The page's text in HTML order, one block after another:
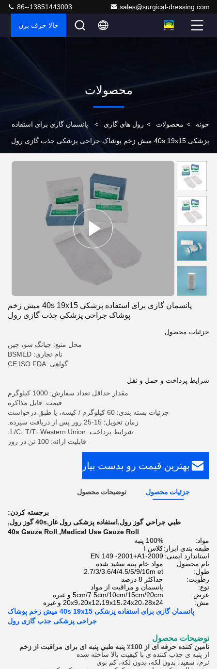
sales@surgical-dressing.com
86--13851443003
حالا حرف بزن
محصولات
خونه > محصولات > رول های گازی > پانسمان گازی برای استفاده
پزشکی 40s 19x15 میش زخم پوشاک جراحی پزشکی جذب گازی رول
پانسمان گازی برای استفاده پزشکی 40s 19x15 میش زخم
پوشاک جراحی پزشکی جذب گازی رول
جزئیات محصول
محل منبع: جیانگ سو، چین
نام تجاری: BSMED
گواهی: CE ISO FDA
شرایط پرداخت و حمل و نقل
مقدار حداقل تعداد سفارش: 1000 کیلوگرم
قیمت: قابل مذاکره
جزئیات بسته بندی: 60 کیلوگرم / کیسه، یا طبق درخواست
زمان تحویل: 15-25 روز پس از دریافت سپرده.
شرایط پرداخت: L/C، T/T، Western Union،
قابلیت ارائه: 100 تن در روز
بهترین قیمت رو بدست بیار
جزئیات محصول توضیحات محصول
برجسته کردن:
طبي جراحي گوز رول,استفاده پزشکی رول غاز,40s گوز رول
,
Medical Use Gauze Roll
,
40s Gauze Roll
مواد:
100% پنبه
طبقه بندی ابزار:کلاس I
استاندارد ایمنی: EN 149 -2001+A1-2009
نام محصول:
مواد خام پنبه سفید شده
طول:
2.7/3/3.6/4/4.5/5/9/10m et
رطوبت:
حداکثر 8 درصد
نوع:
پانسمان و مراقبت از مواد
عرض:
5cm/7.5cm/10cm/15cm/20cm و غیره
مش:
20x9،20x12،19x15،24x20،28x24 و غیره
پانسمان گازی برای استفاده پزشکی 40s 19x15 میش زخم پوشاک
جراحی پزشکی جذب گازی رول
توضیحات محصول
تامین کننده حرفه ای از 100٪ پنبه طبي پنبه ای برای مراقبت از زخم
از پنبه ی جذب کننده ی با کیفیت بالا ساخته شده
نرم، سفید، بدون لکه، بدون لکه، کم بوی